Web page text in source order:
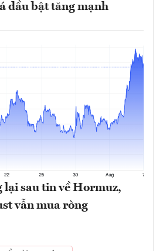
dầu bật tăng mạnh
lại sau tin về Hormuz,
vẫn mua ròng